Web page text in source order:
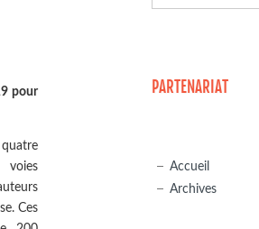
pour
voies
Ces
PARTENARIAT
Accueil
Archives